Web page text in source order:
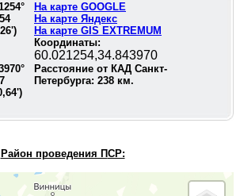
°
)
На карте GOOGLE
На карте Яндекс
На карте GIS EXTREMUM
Координаты:
60.021254,34.843970
°
)
Расстояние от КАД Санкт-
Петербурга: 238 км.
Район проведения ПСР: